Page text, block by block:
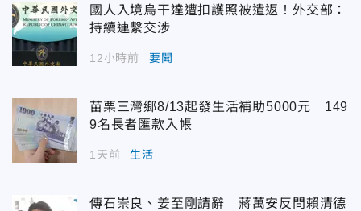
國人入境烏干達遭扣護照被遣返！外交部：
持續連繫交涉
12小時前 要聞
苗栗三灣鄉8/13起發生活補助5000元 149
9名長者匯款入帳
1天前 生活
傳石崇良、姜至剛請辭 蔣萬安反問賴清德